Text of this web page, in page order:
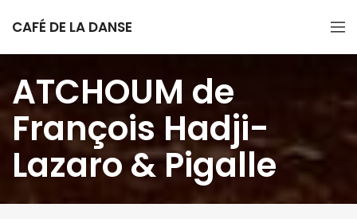
CAFÉ DE LA DANSE
ATCHOUM de
François Hadji-
Lazaro & Pigalle